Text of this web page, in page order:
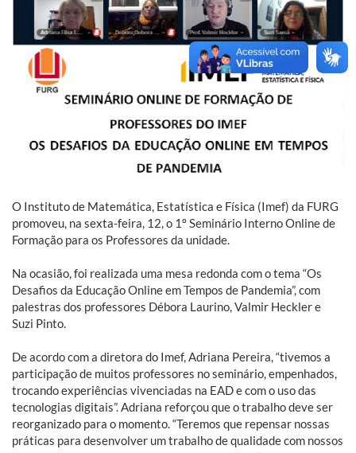
O Instituto de Matemática, Estatística e Física (Imef) da FURG
promoveu, na sexta-feira, 12, o 1º Seminário Interno Online de
Formação para os Professores da unidade.
Na ocasião, foi realizada uma mesa redonda com o tema “Os
Desafios da Educação Online em Tempos de Pandemia”, com
palestras dos professores Débora Laurino, Valmir Heckler e
Suzi Pinto.
De acordo com a diretora do Imef, Adriana Pereira, “tivemos a
participação de muitos professores no seminário, empenhados,
trocando experiências vivenciadas na EAD e com o uso das
tecnologias digitais”. Adriana reforçou que o trabalho deve ser
reorganizado para o momento. “Teremos que repensar nossas
práticas para desenvolver um trabalho de qualidade com nossos